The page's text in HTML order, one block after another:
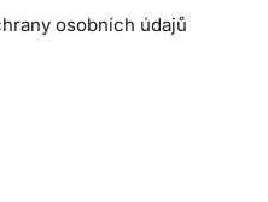
osobních údajů